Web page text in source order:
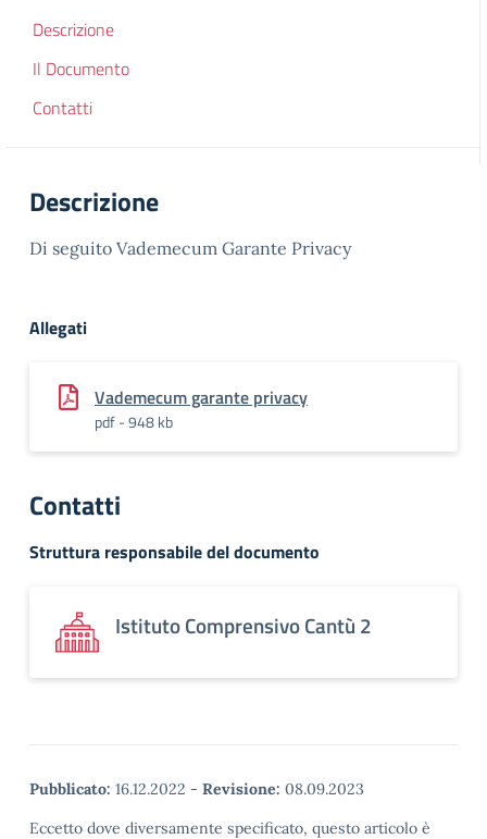
Descrizione
Il Documento
Contatti
Descrizione
Di seguito Vademecum Garante Privacy
Allegati
Vademecum garante privacy
pdf - 948 kb
Contatti
Struttura responsabile del documento
Istituto Comprensivo Cantù 2
Pubblicato: 16.12.2022 - Revisione: 08.09.2023
Eccetto dove diversamente specificato, questo articolo è